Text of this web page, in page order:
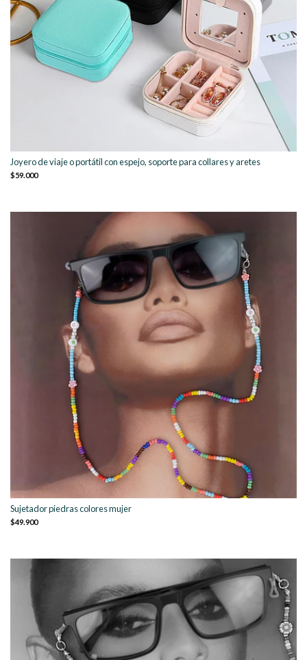
Joyero de viaje o portátil con espejo, soporte para collares y aretes
$59.000
Sujetador piedras colores mujer
$49.900